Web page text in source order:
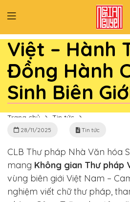
Không Gian
Việt – Hành
Đồng Hành
Sinh Biên
Trang chủ Tin tức
Không Gian Thư Pháp Việt – Hành
28/11/2025 Tin tức
CLB Thư pháp Nhà Văn hóa
mang Không gian Thư pháp
vùng biên giới Việt Nam –
nghiệm viết chữ thư pháp,